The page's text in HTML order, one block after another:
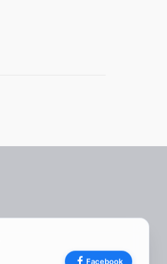
Facebook